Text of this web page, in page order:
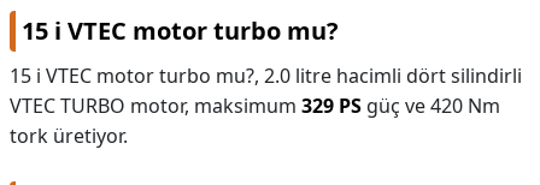
15 i VTEC motor turbo mu?
15 i VTEC motor turbo mu?, 2.0 litre hacimli dört silindirli
VTEC TURBO motor, maksimum 329 PS güç ve 420 Nm
tork üretiyor.